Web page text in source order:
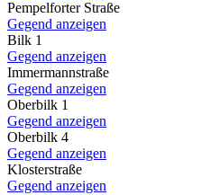
Pempelforter Straße
Gegend anzeigen
Bilk 1
Gegend anzeigen
Immermannstraße
Gegend anzeigen
Oberbilk 1
Gegend anzeigen
Oberbilk 4
Gegend anzeigen
Klosterstraße
Gegend anzeigen